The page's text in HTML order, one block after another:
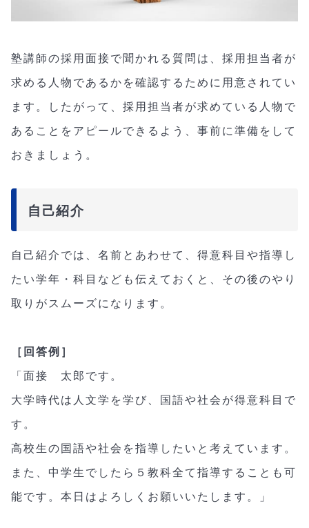
塾講師の採用面接で聞かれる質問は、採用担当者が
求める人物であるかを確認するために用意されてい
ます。したがって、採用担当者が求めている人物で
あることをアピールできるよう、事前に準備をして
おきましょう。
自己紹介
自己紹介では、名前とあわせて、得意科目や指導し
たい学年・科目なども伝えておくと、その後のやり
取りがスムーズになります。
［回答例］
「面接 太郎です。
大学時代は人文学を学び、国語や社会が得意科目で
す。
高校生の国語や社会を指導したいと考えています。
また、中学生でしたら５教科全て指導することも可
能です。本日はよろしくお願いいたします。」